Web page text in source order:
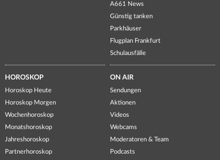
A661 News
Günstig tanken
Parkhäuser
Flugplan Frankfurt
Schulausfälle
HOROSKOP
Horoskop Heute
Horoskop Morgen
Wochenhoroskop
Monatshoroskop
Jahreshoroskop
Partnerhoroskop
ON AIR
Sendungen
Aktionen
Videos
Webcams
Moderatoren & Team
Podcasts